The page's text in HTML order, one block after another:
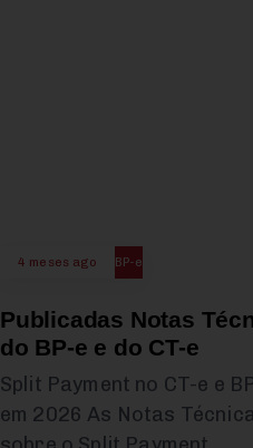
4 meses ago BP-e
Publicadas Notas
do BP-e e do CT-e
Split Payment no CT-e e
em 2026 As Notas